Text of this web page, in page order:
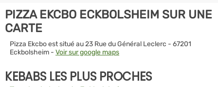
PIZZA EKCBO ECKBOLSHEIM SUR UNE
CARTE
Pizza Ekcbo est situé au 23 Rue du Général Leclerc - 67201
Eckbolsheim - Voir sur google maps
KEBABS LES PLUS PROCHES